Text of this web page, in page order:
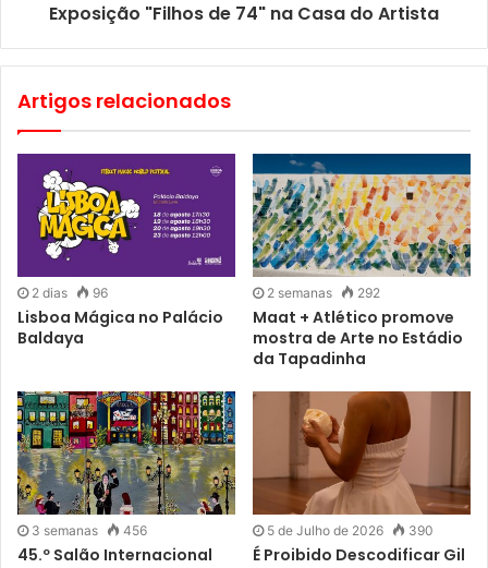
Exposição "Filhos de 74" na Casa do Artista
Artigos relacionados
2 dias 96
Lisboa Mágica no Palácio
Baldaya
2 semanas 292
Maat + Atlético promove
mostra de Arte no Estádio
da Tapadinha
3 semanas 456
45.º Salão Internacional
5 de Julho de 2026 390
É Proibido Descodificar Gil